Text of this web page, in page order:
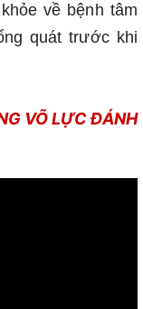
về bệnh tâm
quát trước khi
VÕ LỰC ĐÁNH